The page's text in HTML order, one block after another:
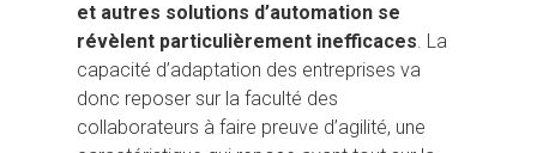
et autres solutions d’automation se
révèlent particulièrement inefficaces. La
capacité d’adaptation des entreprises va
donc reposer sur la faculté des
collaborateurs à faire preuve d’agilité, une